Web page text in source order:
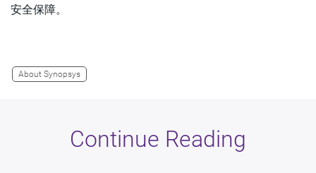
安全保障。
About Synopsys
Continue Reading